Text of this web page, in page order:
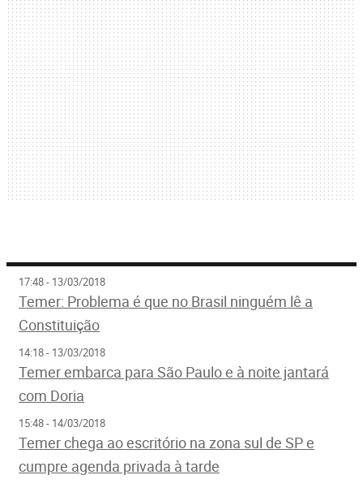
17:48 - 13/03/2018
Temer: Problema é que no Brasil ninguém lê a
Constituição
14:18 - 13/03/2018
Temer embarca para São Paulo e à noite jantará
com Doria
15:48 - 14/03/2018
Temer chega ao escritório na zona sul de SP e
cumpre agenda privada à tarde